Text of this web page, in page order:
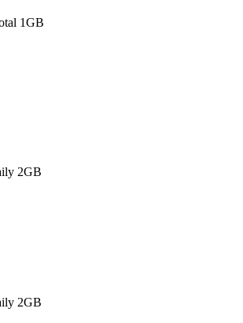
1GB
2GB
2GB